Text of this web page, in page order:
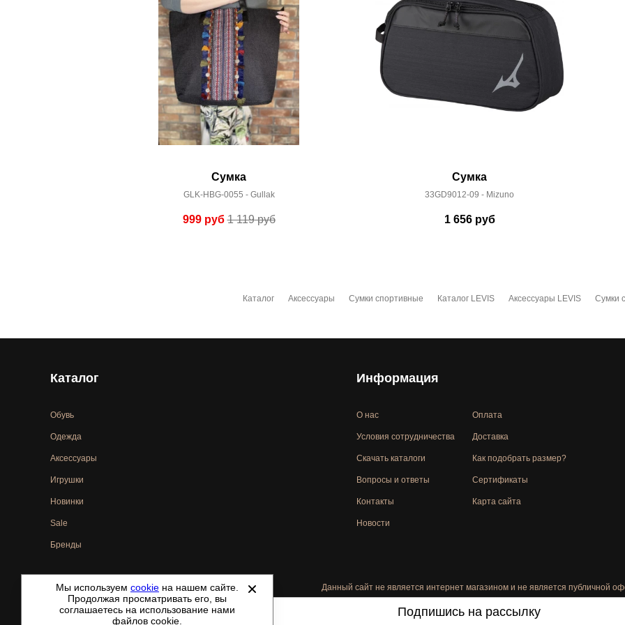
Сумка
GLK-HBG-0055 - Gullak
999руб1 119руб
Сумка
33GD9012-09 - Mizuno
1 656руб
Каталог Аксессуары Сумки спортивные Каталог LEVIS Аксессуары LEVIS Сумки
Каталог
Обувь
Одежда
Аксессуары
Игрушки
Новинки
Sale
Бренды
Информация
О нас
Условия сотрудничества
Скачать каталоги
Вопросы и ответы
Контакты
Новости
Оплата
Доставка
Как подобрать размер?
Сертификаты
Карта сайта
©2021-2026 - ShoesTown.ru - все права защищены. Данный сайт не является интернет магазином и не является публичной
Мы используем cookie на нашем сайте.
Продолжая просматривать его, вы
соглашаетесь на использование нами
файлов cookie.
Подпишись на рассылку